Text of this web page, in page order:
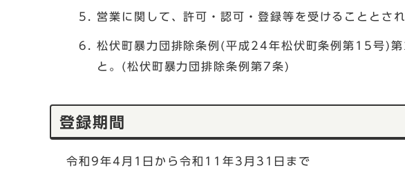
営業に関して、許可・認可・登録等を受けることとさ
松伏町暴力団排除条例(平成24年松伏町条例第15号)
と。(松伏町暴力団排除条例第7条)
登録期間
令和9年4月1日から令和11年3月31日まで